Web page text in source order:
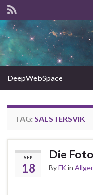
DeepWebSpace
TAG: SALSTERSVIK
SEP.
18
Die
ByFKin